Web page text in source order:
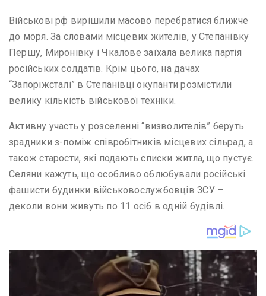
Військові рф вирішили масово перебратися ближче
до моря. За словами місцевих жителів, у Степанівку
Першу, Миронівку і Чкалове заїхала велика партія
російських солдатів. Крім цього, на дачах
“Запоріжсталі” в Степанівці окупанти розмістили
велику кількість військової техніки.
Активну участь у розселенні “визволителів” беруть
зрадники з-поміж співробітників місцевих сільрад, а
також старости, які подають списки житла, що пустує.
Селяни кажуть, що особливо облюбували російські
фашисти будинки військовослужбовців ЗСУ –
деколи вони живуть по 11 осіб в одній будівлі.